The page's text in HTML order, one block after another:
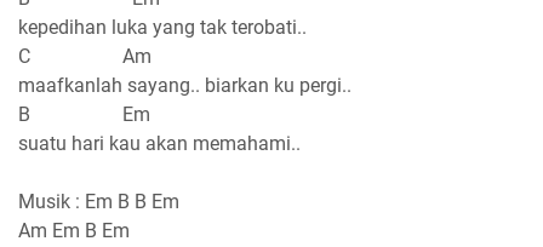
kepedihan luka yang tak terobati..
C Am
maafkanlah sayang.. biarkan ku pergi..
B Em
suatu hari kau akan memahami..
Musik : Em B B Em
Am Em B Em